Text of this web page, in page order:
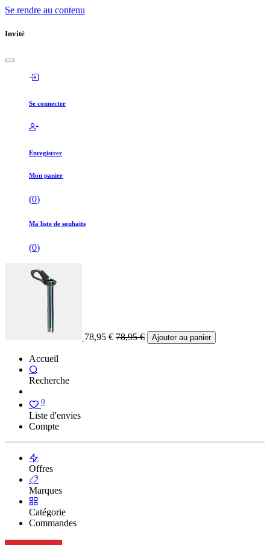
Se rendre au contenu
Invité
Se connecter
Enregistrer
Mon panier
(0)
Ma liste de souhaits
(0)
78,95 € 78,95€ Ajouter au panier
Accueil
Recherche
0
Liste d'envies
Compte
Offres
Marques
Catégorie
Commandes